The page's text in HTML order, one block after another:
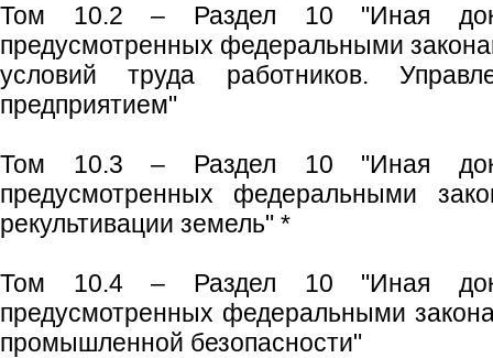
Том 10.2 – Раздел 10 "Иная
предусмотренных федеральными
условий труда работников.
предприятием"
Том 10.3 – Раздел 10 "Иная
предусмотренных федеральными
рекультивации земель" *
Том 10.4 – Раздел 10 "Иная
предусмотренных федеральными
промышленной безопасности"